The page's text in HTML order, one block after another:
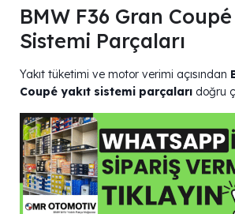
BMW F36 Gran Coupé
Sistemi Parçaları
Yakıt tüketimi ve motor verimi açısından
Coupé yakıt sistemi parçaları doğru